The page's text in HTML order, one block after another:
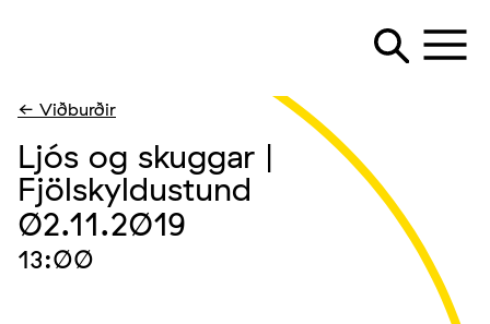
← Viðburðir
Ljós og skuggar |
Fjölskyldustund
02.11.2019
13:00